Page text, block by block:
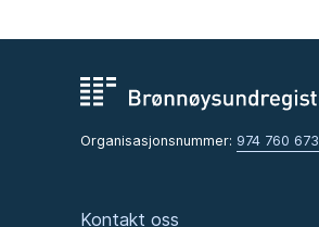
Organisasjonsnummer: 974 760 673
Kontakt oss